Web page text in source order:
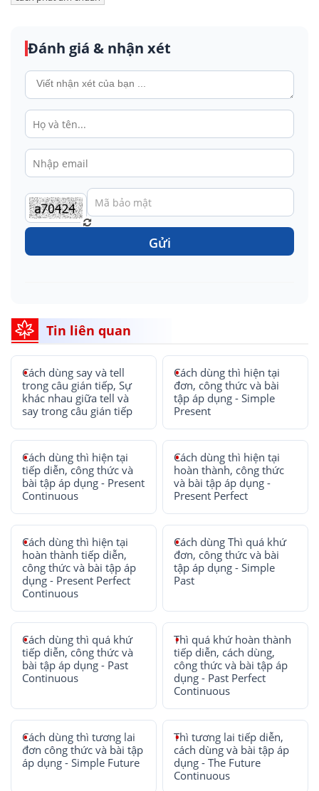
Đánh giá & nhận xét
Gửi
Tin liên quan
Cách dùng say và tell
trong câu gián tiếp, Sự
khác nhau giữa tell và
say trong câu gián tiếp
Cách dùng thì hiện tại
đơn, công thức và bài
tập áp dụng - Simple
Present
Cách dùng thì hiện tại
tiếp diễn, công thức và
bài tập áp dụng - Present
Continuous
Cách dùng thì hiện tại
hoàn thành, công thức
và bài tập áp dụng -
Present Perfect
Cách dùng thì hiện tại
hoàn thành tiếp diễn,
công thức và bài tập áp
dụng - Present Perfect
Continuous
Cách dùng Thì quá khứ
đơn, công thức và bài
tập áp dụng - Simple
Past
Cách dùng thì quá khứ
tiếp diễn, công thức và
bài tập áp dụng - Past
Continuous
Thì quá khứ hoàn thành
tiếp diễn, cách dùng,
công thức và bài tập áp
dụng - Past Perfect
Continuous
Cách dùng thì tương lai
đơn công thức và bài tập
áp dụng - Simple Future
Thì tương lai tiếp diễn,
cách dùng và bài tập áp
dụng - The Future
Continuous